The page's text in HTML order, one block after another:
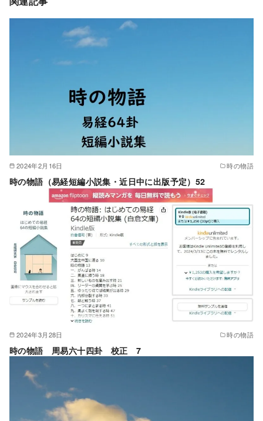
2024年2月16日 時の物語
時の物語（易経短編小説集・近日中に出版予定）52
2024年3月28日 時の物語
時の物語 周易六十四卦 校正 7